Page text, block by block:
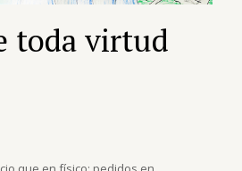
toda virtud